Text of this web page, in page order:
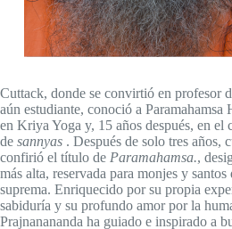
Cuttack, donde se convirtió en profesor
aún estudiante, conoció a
en Kriya Yoga y, 15 años después, en el
de sannyas . Después de solo tres años,
confirió el título de Paramahamsa.,
más alta, reservada para monjes y
suprema. Enriquecido por su propia
sabiduría y su profundo amor por la
Prajnanananda ha guiado e inspirado a